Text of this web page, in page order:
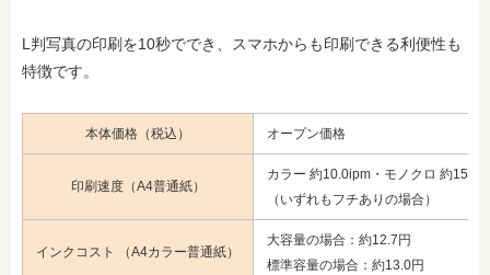
L判写真の印刷を10秒ででき、スマホからも印刷できる利便性も
特徴です。
本体価格（税込） オープン価格
印刷速度（A4普通紙）
カラー 約10.0ipm・モノクロ 約
（いずれもフチありの場合）
インクコスト （A4カラー普通紙）
大容量の場合：約12.7円
標準容量の場合：約13.0円